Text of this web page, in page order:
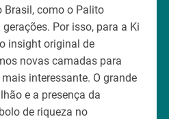
como o Palito
Por isso, para a Ki
insight original de
novas camadas para
interessante. O grande
e a presença da
de riqueza no